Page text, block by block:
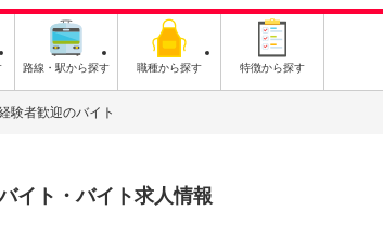
路線・駅から探す 職種から探す 特徴から探す
験者歓迎のバイト
イト・バイト求人情報